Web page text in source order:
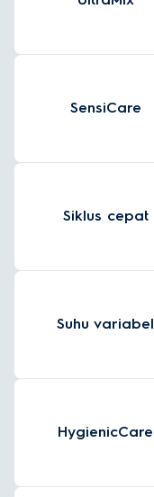
SensiCare
Siklus cepat
Suhu variabel
HygienicCare